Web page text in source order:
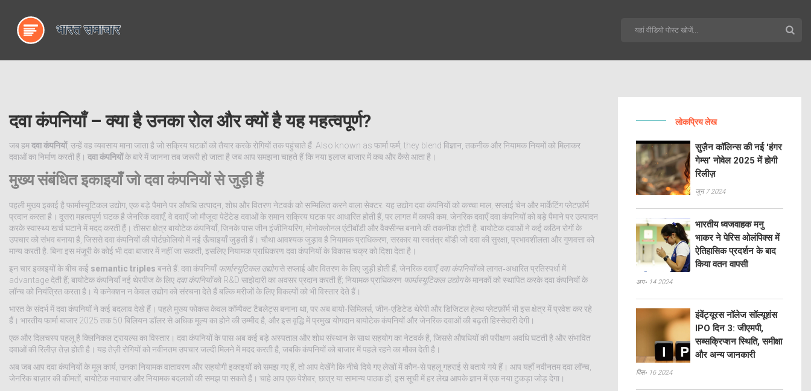
दवा कंपनियाँ – क्या है उनका रोल और क्यों है यह महत्वपूर्ण?
जब हमदवा कंपनियों, उन्हें वह व्यवसाय माना जाता है जो सक्रिय घटकों को तैयार करके रोगियों तक पहुंचाते हैं . Also known as फार्मा फर्म , they blend विज्ञान, तकनीक और नियामक नियमों को मिलाकर
दवाओं का निर्माण करती हैं। दवा कंपनियोंके बारे में जानना तब जरूरी हो जाता है जब आप समझना चाहते हैं कि नया इलाज बाजार में कब और कैसे आता है।
मुख्य संबंधित इकाइयाँ जो दवा कंपनियों से जुड़ी हैं
पहली मुख्य इकाई हैफार्मास्यूटिकल उद्योग एक बड़े पैमाने पर औषधि उत्पादन, शोध और वितरण नेटवर्क को सम्मिलित करने वाला सेक्टर . यह उद्योग दवा कंपनियों को कच्चा माल, सप्लाई चेन और मार्केटिंग प्लेटफ़ॉर्म
प्रदान करता है। दूसरा महत्वपूर्ण घटक हैजेनरिक दवाएँ, वे दवाएँ जो मौजूदा पेटेंटेड दवाओं के समान सक्रिय घटक पर आधारित होती हैं, पर लागत में काफी कम . जेनरिक दवाएँ दवा कंपनियों को बड़े पैमाने पर उत्पादन
करके स्वास्थ्य खर्च घटाने में मदद करती हैं। तीसरा क्षेत्रबायोटेक कंपनियाँ, जिनके पास जीन इंजीनियरिंग, मोनोक्लोनल एंटीबॉडी और वैक्सीन्स बनाने की तकनीक होती है . बायोटेक दवाओं ने कई कठिन रोगों के
उपचार को संभव बनाया है, जिससे दवा कंपनियों की पोर्टफ़ोलियो में नई ऊँचाइयाँ जुड़ती हैं। चौथा आवश्यक जुड़ाव हैनियामक प्राधिकरण सरकार या स्वतंत्र बॉडी जो दवा की सुरक्षा, प्रभावशीलता और गुणवत्ता को
मान्य करती है . बिना इस मंजूरी के कोई भी दवा बाजार में नहीं जा सकती, इसलिए नियामक प्राधिकरण दवा कंपनियों के विकास चक्र को दिशा देता है।
इन चार इकाइयों के बीच कई semantic triples बनते हैं: दवा कंपनियाँ फार्मास्यूटिकल उद्योगसे सप्लाई और वितरण के लिए जुड़ी होती हैं; जेनरिक दवाएँदवा कंपनियोंको लागत‑अधारित प्रतिस्पर्धा में
advantage देती हैं; बायोटेक कंपनियाँ नई थेरपीज के लिए दवा कंपनियोंको R&D साझेदारी का अवसर प्रदान करती हैं; नियामक प्राधिकरण फार्मास्यूटिकल उद्योगके मानकों को स्थापित करके दवा कंपनियों के
लॉन्च को नियंत्रित करता है। ये कनेक्शन न केवल उद्योग को संरचना देते हैं बल्कि मरीजों के लिए विकल्पों को भी विस्तार देते हैं।
भारत के संदर्भ में दवा कंपनियों ने कई बदलाव देखे हैं। पहले मुख्य फोकस केवल कॉम्पैक्ट टैबलेट्स बनाना था, पर अब बायो‑सिमिलर्स, जीन‑एडिटेड थेरेपी और डिजिटल हेल्थ प्लेटफ़ॉर्म भी इस क्षेत्र में प्रवेश कर रहे
हैं। भारतीय फार्मा बाजार 2025 तक 50 बिलियन डॉलर से अधिक मूल्य का होने की उम्मीद है, और इस वृद्धि में प्रमुख योगदान बायोटेक कंपनियों और जेनरिक दवाओं की बढ़ती हिस्सेदारी देगी।
एक और दिलचस्प पहलू है क्लिनिकल ट्रायल्स का विस्तार। दवा कंपनियों के पास अब कई बड़े अस्पताल और शोध संस्थान के साथ सहयोग का नेटवर्क है, जिससे औषधियों की परीक्षण अवधि घटती है और संभावित
दवाओं की रिलीज़ तेज़ होती है। यह तेज़ी रोगियों को नवीनतम उपचार जल्दी मिलने में मदद करती है, जबकि कंपनियों को बाजार में पहले रहने का मौका देती है।
अब जब आप दवा कंपनियों के मूल कार्य, उनका नियामक वातावरण और सहयोगी इकाइयों को समझ गए हैं, तो आप देखेंगे कि नीचे दिये गए लेखों में कौन‑से पहलू गहराई से बताये गये हैं। आप यहाँ नवीनतम दवा लॉन्च,
जेनरिक बाज़ार की कीमतों, बायोटेक नवाचार और नियामक बदलावों की समझ पा सकते हैं। चाहे आप एक पेशेवर, छात्र या सामान्य पाठक हों, इस सूची में हर लेख आपके ज्ञान में एक नया टुकड़ा जोड़ देगा।
लोकप्रिय लेख
सुज़ैन कॉलिन्स की नई 'हंगर
गेम्स' नोवेल 2025 में होगी
रिलीज़
जून 7 2024
भारतीय ध्वजवाहक मनु
भाकर ने पेरिस ओलंपिक्स में
ऐतिहासिक प्रदर्शन के बाद
किया वतन वापसी
अग॰ 14 2024
इंवेंट्यूरस नॉलेज सॉल्यूशंस
IPO दिन 3: जीएमपी,
सब्सक्रिप्शन स्थिति, समीक्षा
और अन्य जानकारी
दिस॰ 16 2024